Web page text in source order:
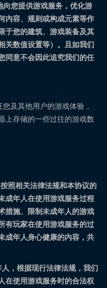
您提供游戏服务，优化游
内容、规则或构成元素等作
于您的建筑、游戏装备及其
关数值设置等）。且如我们
同意不会因此追究我们的任
及其他用户的游戏体验，
上存储的一些过往的游戏数
照相关法律法规和本协议的
成年人在使用游戏服务过程
措施、限制未成年人的游戏
有玩家在使用游戏服务的过
成年人身心健康的内容，共
，根据现行法律法规，我们
在使用游戏服务时的合法权